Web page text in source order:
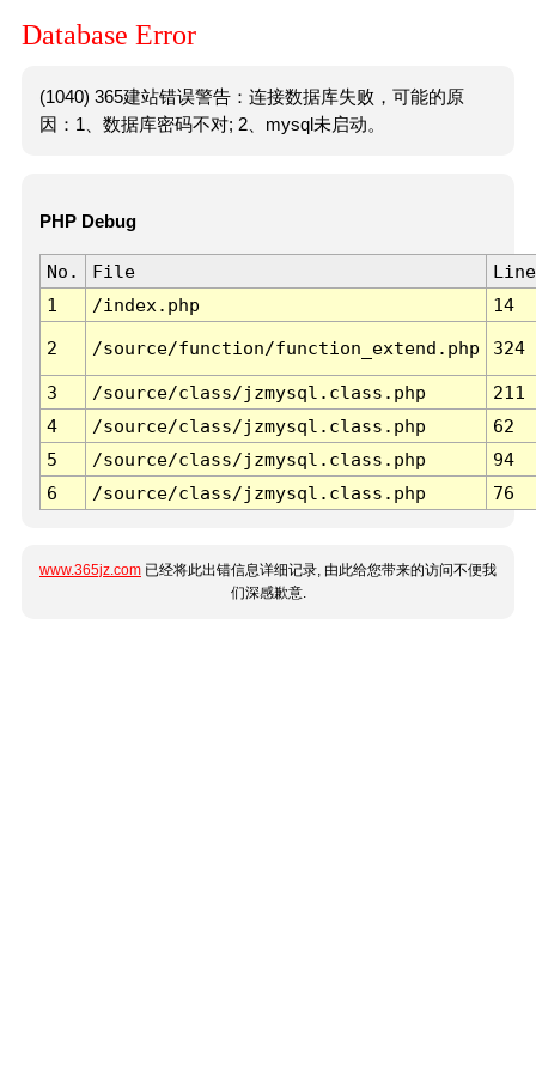
Database Error
(1040) 365建站错误警告：连接数据库失败，可能的原
因：1、数据库密码不对; 2、mysql未启动。
PHP Debug
No. File
Line
1
/index.php 14
2 /source/function/function_extend.php 324
3 /source/class/jzmysql.class.php
211
4
/source/class/jzmysql.class.php
62
5
/source/class/jzmysql.class.php
94
6
/source/class/jzmysql.class.php 76
www.365jz.com 已经将此出错信息详细记录, 由此给您带来的访问不便我
们深感歉意.